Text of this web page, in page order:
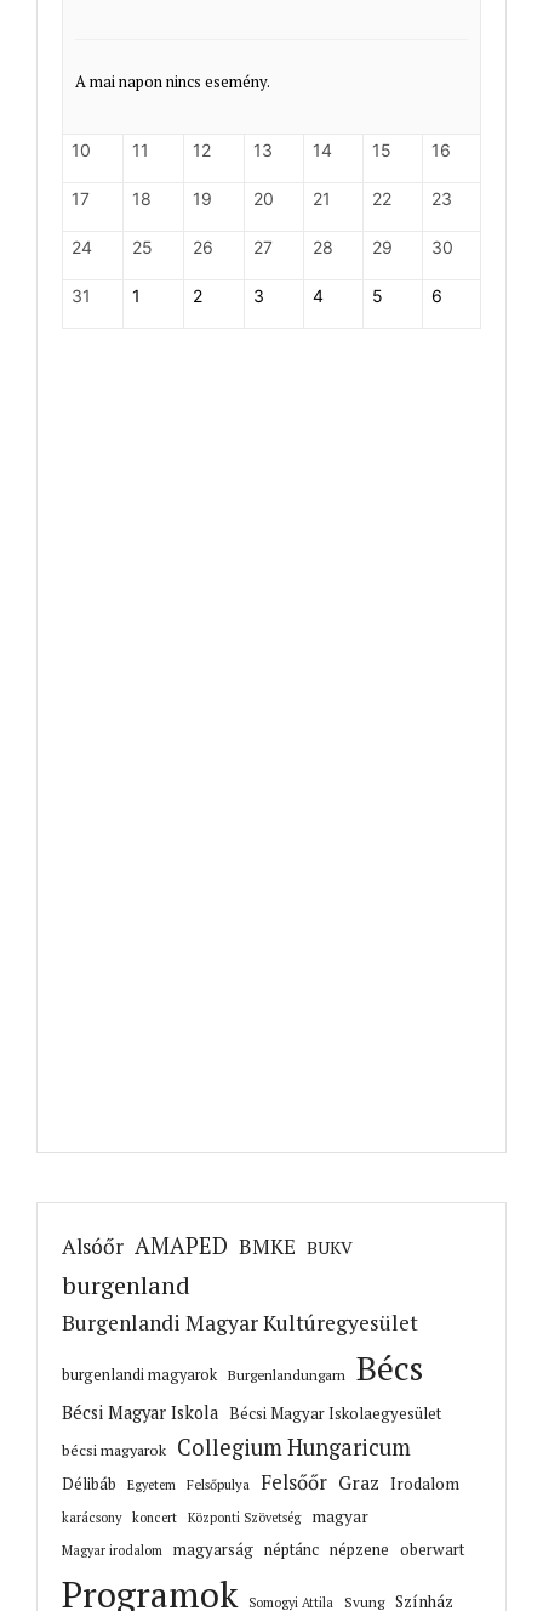
A mai napon nincs esemény.
10 11 12 13 14 15 16
17 18 19 20 21 22 23
24 25 26 27 28 29 30
31 1 2 3 4 5 6
Alsóőr AMAPED BMKE BUKV
burgenland
Burgenlandi Magyar Kultúregyesület
burgenlandi magyarok Burgenlandungarn Bécs
Bécsi Magyar Iskola Bécsi Magyar Iskolaegyesület
bécsi magyarok Collegium Hungaricum
Délibáb Egyetem Felsőpulya Felsőőr Graz Irodalom
karácsony koncert Központi Szövetség magyar
Magyar irodalom magyarság néptánc népzene oberwart
Programok Somogyi Attila Svung Színház